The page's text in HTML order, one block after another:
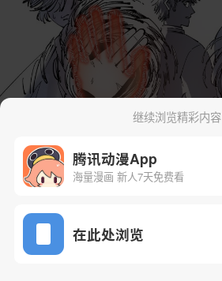
继续浏览精彩内容
腾讯动漫App
海量漫画 新人7天免费看
在此处浏览